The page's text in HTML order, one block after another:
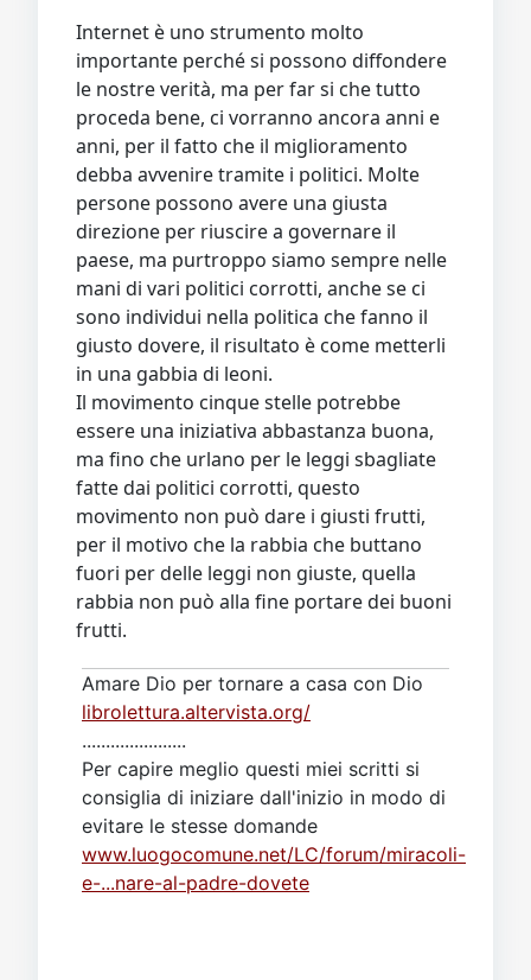
Internet è uno strumento molto
importante perché si possono diffondere
le nostre verità, ma per far si che tutto
proceda bene, ci vorranno ancora anni e
anni, per il fatto che il miglioramento
debba avvenire tramite i politici. Molte
persone possono avere una giusta
direzione per riuscire a governare il
paese, ma purtroppo siamo sempre nelle
mani di vari politici corrotti, anche se ci
sono individui nella politica che fanno il
giusto dovere, il risultato è come metterli
in una gabbia di leoni.
Il movimento cinque stelle potrebbe
essere una iniziativa abbastanza buona,
ma fino che urlano per le leggi sbagliate
fatte dai politici corrotti, questo
movimento non può dare i giusti frutti,
per il motivo che la rabbia che buttano
fuori per delle leggi non giuste, quella
rabbia non può alla fine portare dei buoni
frutti.
Amare Dio per tornare a casa con Dio
librolettura.altervista.org/
......................
Per capire meglio questi miei scritti si
consiglia di iniziare dall'inizio in modo di
evitare le stesse domande
www.luogocomune.net/LC/forum/miracoli-
e-...nare-al-padre-dovete